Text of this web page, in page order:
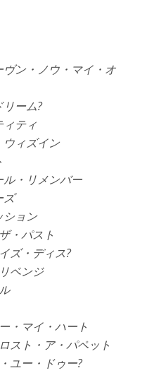
ン・ノウ・マイ・オ
ーム?
ティ
ィズイン
・リメンバー
ズ
ション
・パスト
ズ・ディス?
ベンジ
・マイ・ハート
スト・ア・パペット
ユー・ドゥー?